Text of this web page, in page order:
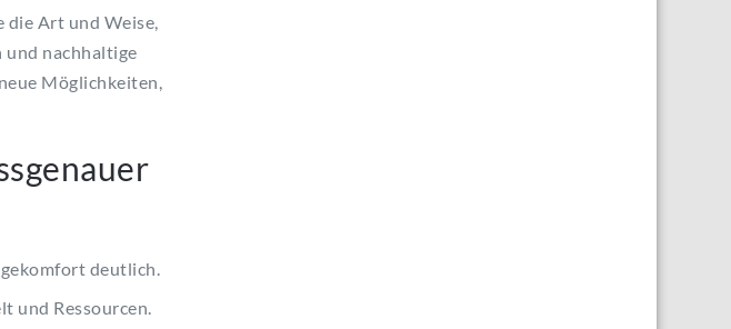
Art und Weise,
und nachhaltige
Möglichkeiten,
deutlich.
und Ressourcen.